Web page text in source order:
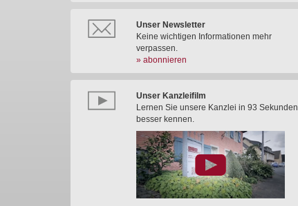
Unser Newsletter
Keine wichtigen Informationen mehr
verpassen.
» abonnieren
Unser Kanzleifilm
Lernen Sie unsere Kanzlei in 93 Sekunden
besser kennen.